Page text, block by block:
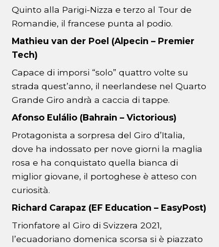
Quinto alla Parigi-Nizza e terzo al Tour de
Romandie, il francese punta al podio.
Mathieu van der Poel (Alpecin – Premier
Tech)
Capace di imporsi “solo” quattro volte su
strada quest’anno, il neerlandese nel Quarto
Grande Giro andrà a caccia di tappe.
Afonso Eulálio (Bahrain – Victorious)
Protagonista a sorpresa del Giro d’Italia,
dove ha indossato per nove giorni la maglia
rosa e ha conquistato quella bianca di
miglior giovane, il portoghese è atteso con
curiosità.
Richard Carapaz (EF Education – EasyPost)
Trionfatore al Giro di Svizzera 2021,
l’ecuadoriano domenica scorsa si è piazzato